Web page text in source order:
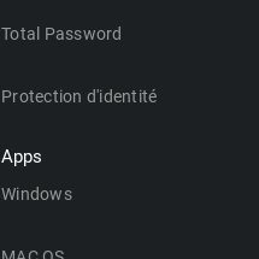
Total Password
Protection d'identité
Apps
Windows